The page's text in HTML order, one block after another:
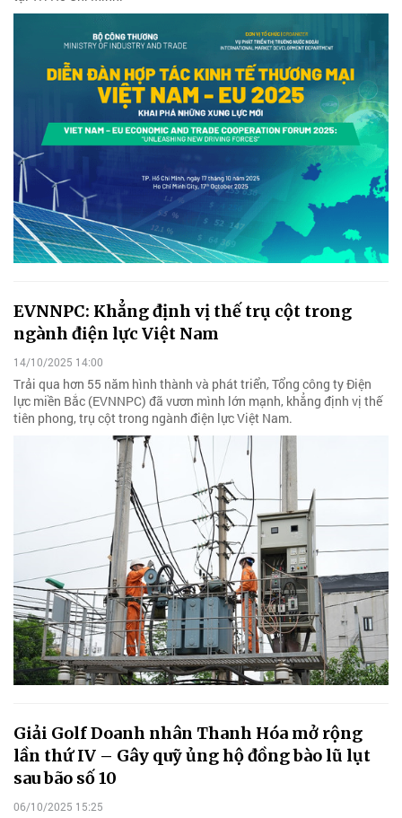
EVNNPC: Khẳng định vị thế trụ cột trong
ngành điện lực Việt Nam
14/10/2025 14:00
Trải qua hơn 55 năm hình thành và phát triển, Tổng công ty Điện
lực miền Bắc (EVNNPC) đã vươn mình lớn mạnh, khẳng định vị thế
tiên phong, trụ cột trong ngành điện lực Việt Nam.
Giải Golf Doanh nhân Thanh Hóa mở rộng
lần thứ IV – Gây quỹ ủng hộ đồng bào lũ lụt
sau bão số 10
06/10/2025 15:25